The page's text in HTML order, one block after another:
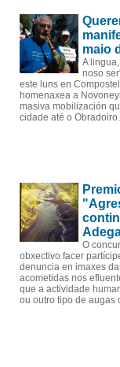
maio
A
noso
este luns en
homenaxea a
masiva mobilización
cidade até o Obradoiro.
O
obxectivo facer
denuncia en imaxes
acometidas nos
que a actividade
ou outro tipo de augas